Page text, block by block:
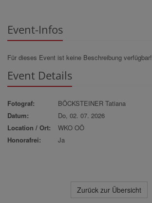
Event-Infos
Für dieses Event ist keine Beschreibung verfügbar!
Event Details
Fotograf:
BÖCKSTEINER Tatiana
Datum:
Do, 02. 07. 2026
Location / Ort:
WKO OÖ
Honorafrei:
Ja
Zurück zur Übersicht